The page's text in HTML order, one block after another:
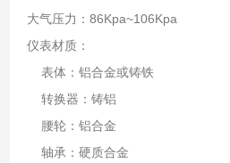
大气压力：86Kpa~106Kpa
仪表材质：
表体：铝合金或铸铁
转换器：铸铝
腰轮：铝合金
轴承：硬质合金